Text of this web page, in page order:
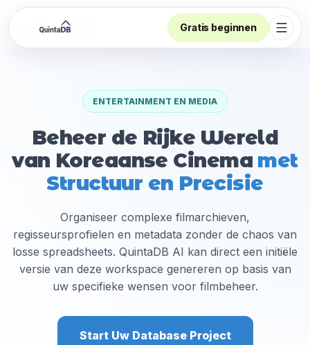
Gratis beginnen
ENTERTAINMENT EN MEDIA
Beheer de Rijke Wereld
van Koreaanse Cinema met
Structuur en Precisie
Organiseer complexe filmarchieven,
regisseursprofielen en metadata zonder de chaos van
losse spreadsheets. QuintaDB AI kan direct een initiële
versie van deze workspace genereren op basis van
uw specifieke wensen voor filmbeheer.
Start Uw Database Project